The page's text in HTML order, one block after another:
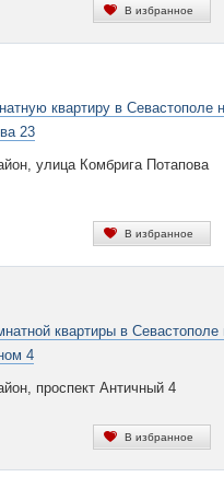
В избранное
квартиру в Севастополе
23
улица Комбрига Потапова
В избранное
квартиры в Севастополе
4
проспект Античный 4
В избранное